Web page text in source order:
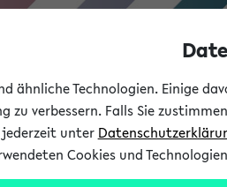
Studium
ähnliche Technologien. Einige
zu verbessern. Falls Sie
jederzeit unter
Cookies und